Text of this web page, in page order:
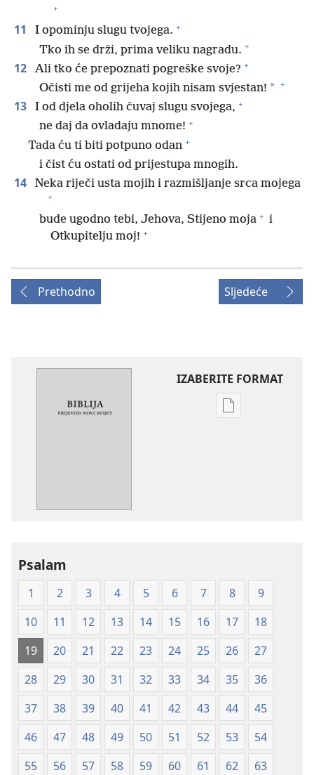
+
11 I opominju slugu tvojega. +
Tko ih se drži, prima veliku nagradu. +
12 Ali tko će prepoznati pogreške svoje? +
Očisti me od grijeha kojih nisam svjestan! * +
13 I od djela oholih čuvaj slugu svojega, +
ne daj da ovladaju mnome! +
Tada ću ti biti potpuno odan +
i čist ću ostati od prijestupa mnogih.
14 Neka riječi usta mojih i razmišljanje srca mojega
+
bude ugodno tebi, Jehova, Stijeno moja + i
Otkupitelju moj! +
Prethodno Sljedeće
IZABERITE FORMAT
Postavke
korice)
Psalam
1 2 3 4 5 6 7 8
9
10
11 12 13 14 15 16 17
18
19
20 21 22 23 24 25 26
27
28
29 30 31 32 33 34 35
36
37
38 39 40 41 42 43 44
45
46
47 48 49 50 51 52 53
54
55
56 57 58 59 60 61 62
63